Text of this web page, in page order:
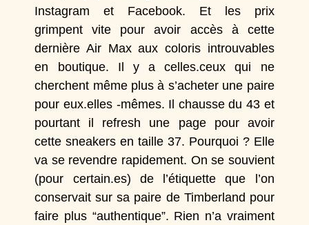
Instagram et Facebook. Et les prix
grimpent vite pour avoir accès à cette
dernière Air Max aux coloris introuvables
en boutique. Il y a celles.ceux qui ne
cherchent même plus à s’acheter une paire
pour eux.elles -mêmes. Il chausse du 43 et
pourtant il refresh une page pour avoir
cette sneakers en taille 37. Pourquoi ? Elle
va se revendre rapidement. On se souvient
(pour certain.es) de l’étiquette que l’on
conservait sur sa paire de Timberland pour
faire plus “authentique”. Rien n’a vraiment